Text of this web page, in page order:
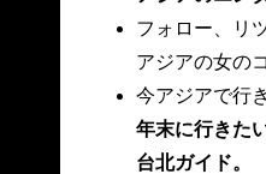
フォロー、リ
アジアの女の
今アジアで行
年末に行きた
台北ガイド。